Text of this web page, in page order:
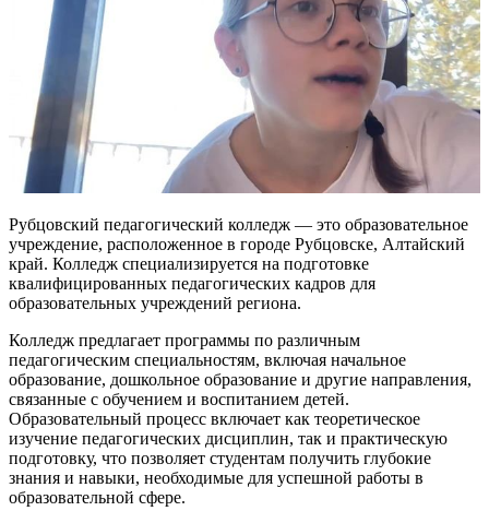
Рубцовский педагогический колледж — это образовательное
учреждение, расположенное в городе Рубцовске, Алтайский
край. Колледж специализируется на подготовке
квалифицированных педагогических кадров для
образовательных учреждений региона.
Колледж предлагает программы по различным
педагогическим специальностям, включая начальное
образование, дошкольное образование и другие направления,
связанные с обучением и воспитанием детей.
Образовательный процесс включает как теоретическое
изучение педагогических дисциплин, так и практическую
подготовку, что позволяет студентам получить глубокие
знания и навыки, необходимые для успешной работы в
образовательной сфере.